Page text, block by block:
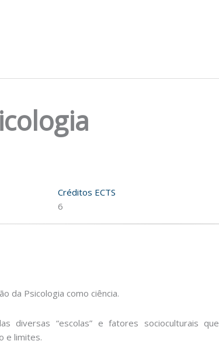
Créditos ECTS
6
da Psicologia como ciência.
diversas “escolas” e fatores socioculturais que
e limites.